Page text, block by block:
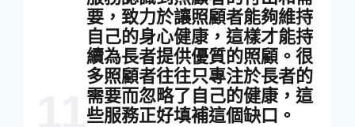
要，致力於讓照顧者能夠維持
自己的身心健康，這樣才能持
續為長者提供優質的照顧。很
多照顧者往往只專注於長者的
需要而忽略了自己的健康，這
些服務正好填補這個缺口。